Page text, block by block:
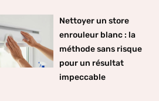
Nettoyer un store
enrouleur blanc : la
méthode sans risque
pour un résultat
impeccable